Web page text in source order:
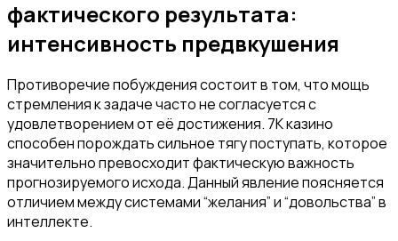
фактического результата:
интенсивность предвкушения
Противоречие побуждения состоит в том, что мощь
стремления к задаче часто не согласуется с
удовлетворением от её достижения. 7К казино
способен порождать сильное тягу поступать, которое
значительно превосходит фактическую важность
прогнозируемого исхода. Данный явление поясняется
отличием между системами “желания” и “довольства” в
интеллекте.